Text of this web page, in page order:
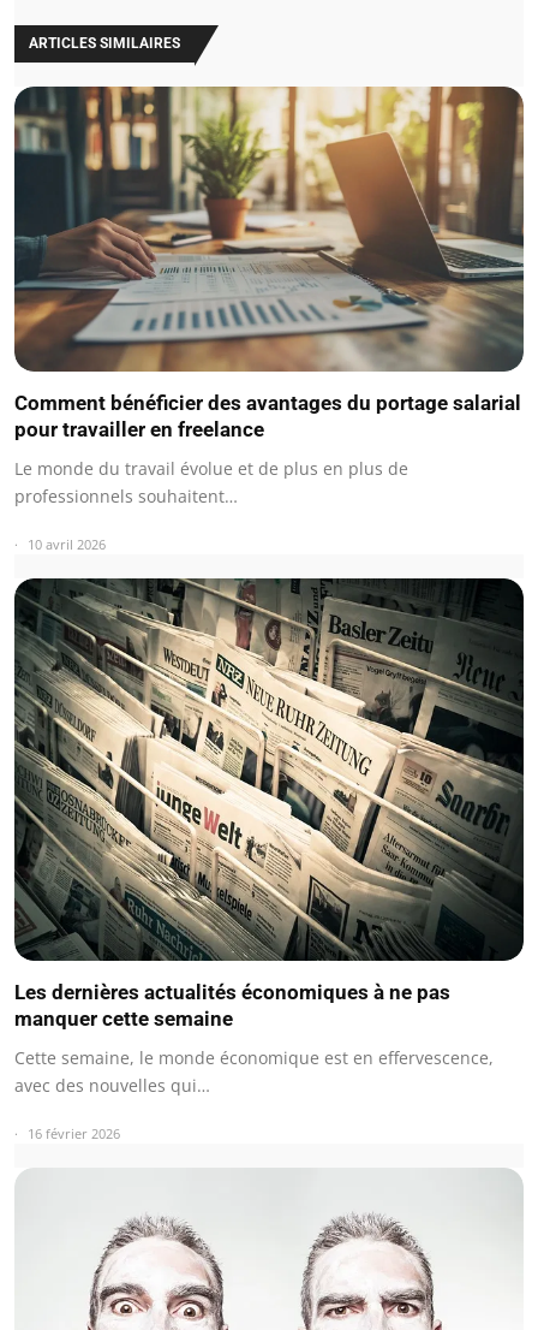
ARTICLES SIMILAIRES
Comment bénéficier des avantages du portage salarial
pour travailler en freelance
Le monde du travail évolue et de plus en plus de
professionnels souhaitent…
10 avril 2026
Les dernières actualités économiques à ne pas
manquer cette semaine
Cette semaine, le monde économique est en effervescence,
avec des nouvelles qui…
16 février 2026